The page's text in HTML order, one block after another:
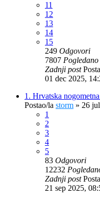
11
12
13
14
15
249 Odgovori
7807 Pogledano
Zadnji post
01 dec 2025,
1. Hrvatska
Postao/la storm » 26
1
2
3
4
5
83 Odgovori
12232
Zadnji post
21 sep 2025,